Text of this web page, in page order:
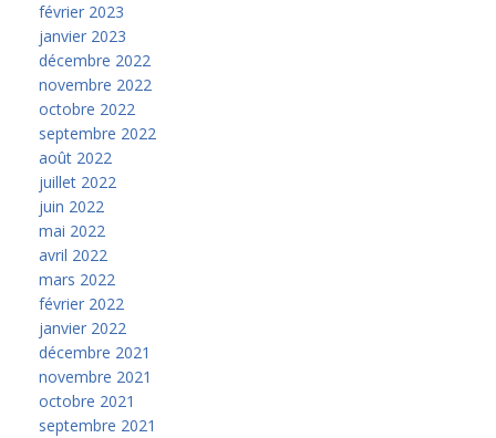
février 2023
janvier 2023
décembre 2022
novembre 2022
octobre 2022
septembre 2022
août 2022
juillet 2022
juin 2022
mai 2022
avril 2022
mars 2022
février 2022
janvier 2022
décembre 2021
novembre 2021
octobre 2021
septembre 2021